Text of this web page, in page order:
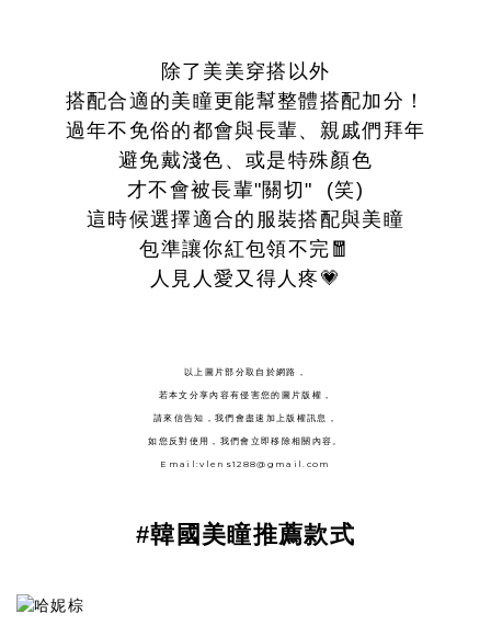
除了美美穿搭以外
搭配合適的美瞳更能幫整體搭配加分！
過年不免俗的都會與長輩、親戚們拜年
避免戴淺色、或是特殊顏色
才不會被長輩"關切" (笑)
這時候選擇適合的服裝搭配與美瞳
包準讓你紅包領不完🧧
人見人愛又得人疼💗
以上圖片部分取自於網路，
若本文分享內容有侵害您的圖片版權，
請來信告知，我們會盡速加上版權訊息，
如您反對使用，我們會立即移除相關內容。
Email:vlens1288@gmail.com
#韓國美瞳推薦款式